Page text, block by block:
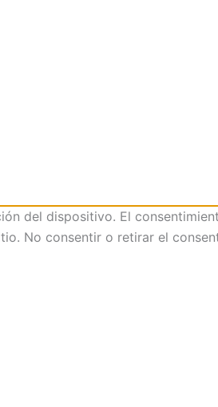
del dispositivo. El
No consentir o retirar el